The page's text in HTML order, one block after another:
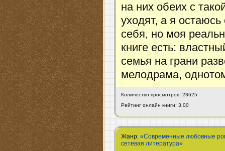
на них обеих с
уходят, а я
себя, но моя
книге есть:
семья на грани
мелодрама,
Количество просмотров: 23625
Рейтинг онлайн книги: 3.00
Жанр:«Современные любовные
сетевая литература»